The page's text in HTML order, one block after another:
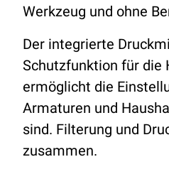
Werkzeug und ohne
Der integrierte
Schutzfunktion für die
ermöglicht die
Armaturen und
sind. Filterung und
zusammen.